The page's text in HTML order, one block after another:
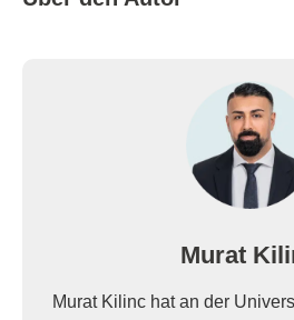
Murat
Murat Kilinc hat an der